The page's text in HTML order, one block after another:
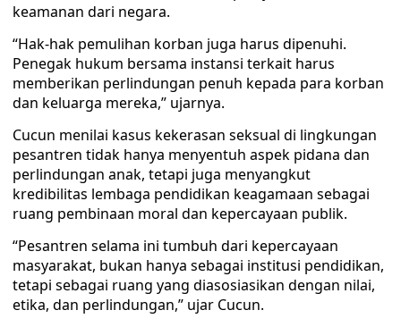
keamanan dari negara.
“Hak-hak pemulihan korban juga harus dipenuhi.
Penegak hukum bersama instansi terkait harus
memberikan perlindungan penuh kepada para korban
dan keluarga mereka,” ujarnya.
Cucun menilai kasus kekerasan seksual di lingkungan
pesantren tidak hanya menyentuh aspek pidana dan
perlindungan anak, tetapi juga menyangkut
kredibilitas lembaga pendidikan keagamaan sebagai
ruang pembinaan moral dan kepercayaan publik.
“Pesantren selama ini tumbuh dari kepercayaan
masyarakat, bukan hanya sebagai institusi pendidikan,
tetapi sebagai ruang yang diasosiasikan dengan nilai,
etika, dan perlindungan,” ujar Cucun.